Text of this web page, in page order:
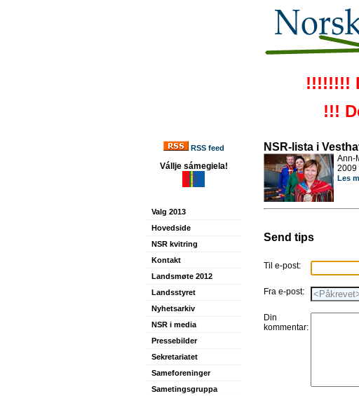
!!!!!!!!
!!!
RSS feed
Vállje sámegiela!
Valg 2013
Hovedside
NSR kvitring
Kontakt
Landsmøte 2012
Landsstyret
Nyhetsarkiv
NSR i media
Pressebilder
Sekretariatet
Sameforeninger
Sametingsgruppa
NSR-lista i
Ann-
2009
Les
Send tips
Til e-post:
Fra e-post:
Din
kommentar: